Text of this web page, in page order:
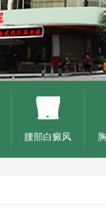
腰部白癜风